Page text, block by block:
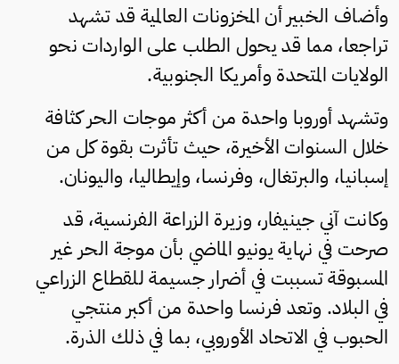
وأضاف الخبير أن المخزونات العالمية قد تشهد
تراجعا، مما قد يحول الطلب على الواردات نحو
الولايات المتحدة وأمريكا الجنوبية.
وتشهد أوروبا واحدة من أكثر موجات الحر كثافة
خلال السنوات الأخيرة، حيث تأثرت بقوة كل من
إسبانيا، والبرتغال، وفرنسا، وإيطاليا، واليونان.
وكانت آني جينيفار، وزيرة الزراعة الفرنسية، قد
صرحت في نهاية يونيو الماضي بأن موجة الحر غير
المسبوقة تسببت في أضرار جسيمة للقطاع الزراعي
في البلاد. وتعد فرنسا واحدة من أكبر منتجي
الحبوب في الاتحاد الأوروبي، بما في ذلك الذرة.